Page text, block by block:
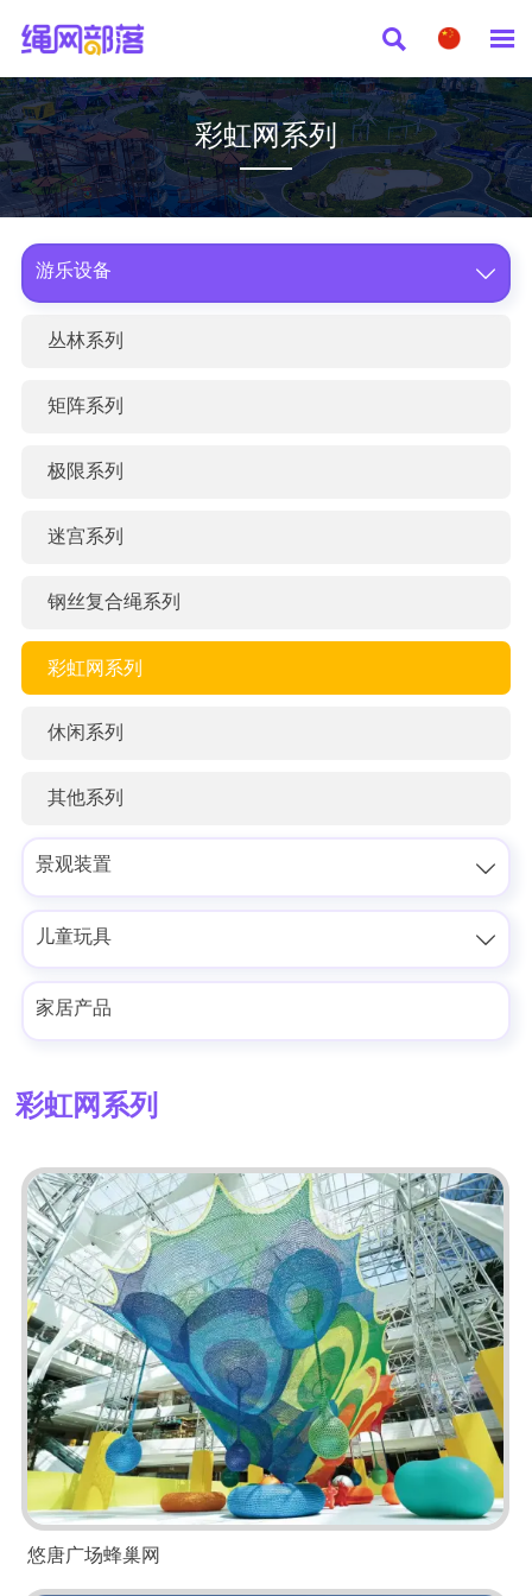
 
彩虹网系列
游乐设备 
丛林系列
矩阵系列
极限系列
迷宫系列
钢丝复合绳系列
彩虹网系列
休闲系列
其他系列
景观装置 
儿童玩具 
家居产品
彩虹网系列
悠唐广场蜂巢网